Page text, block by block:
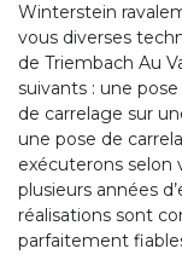
Winterstein
vous diverses
de Triembach Au
suivants : une
de carrelage sur
une pose de
exécuterons selon
plusieurs années
réalisations sont
parfaitement